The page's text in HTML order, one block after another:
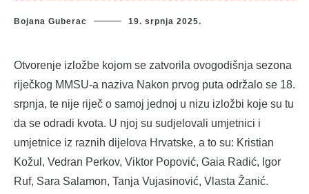
Bojana Guberac 19. srpnja 2025.
Otvorenje izložbe kojom se zatvorila ovogodišnja sezona
riječkog MMSU-a naziva Nakon prvog puta održalo se 18.
srpnja, te nije riječ o samoj jednoj u nizu izložbi koje su tu
da se odradi kvota. U njoj su sudjelovali umjetnici i
umjetnice iz raznih dijelova Hrvatske, a to su: Kristian
Kožul, Vedran Perkov, Viktor Popović, Gaia Radić, Igor
Ruf, Sara Salamon, Tanja Vujasinović, Vlasta Žanić.